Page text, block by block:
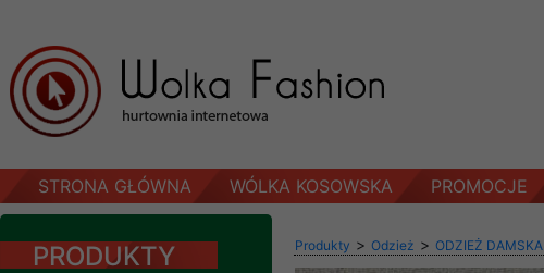
STRONA GŁÓWNA WÓLKA KOSOWSKA PROMOCJE
PRODUKTY Produkty > Odzież > ODZIEŻ DAMSKA